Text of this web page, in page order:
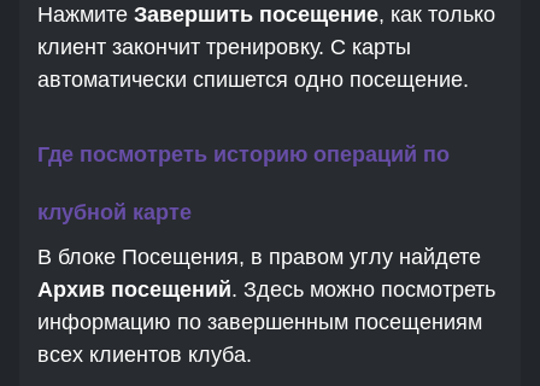
Нажмите Завершить посещение, как только
клиент закончит тренировку. С карты
автоматически спишется одно посещение.
Где посмотреть историю операций по
клубной карте
В блоке Посещения, в правом углу найдете
Архив посещений. Здесь можно посмотреть
информацию по завершенным посещениям
всех клиентов клуба.